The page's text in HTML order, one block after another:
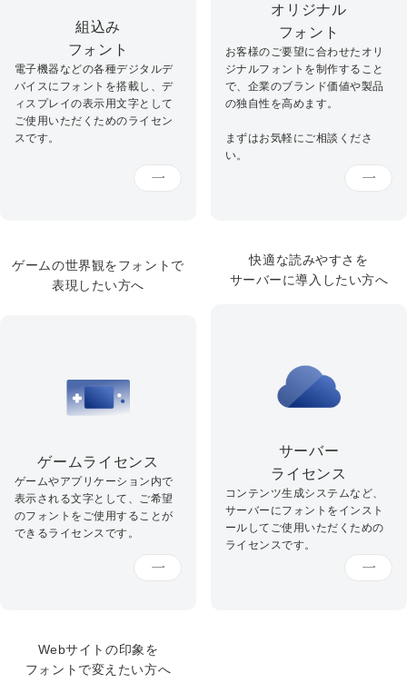
組込み
フォント
電子機器などの各種デジタルデ
バイスにフォントを搭載し、デ
ィスプレイの表示用文字として
ご使用いただくためのライセン
スです。
オリジナル
フォント
お客様のご要望に合わせたオリ
ジナルフォントを制作すること
で、企業のブランド価値や製品
の独自性を高めます。
まずはお気軽にご相談くださ
い。
ゲームの世界観をフォントで
表現したい方へ
ゲームライセンス
ゲームやアプリケーション内で
表示される文字として、ご希望
のフォントをご使用することが
できるライセンスです。
快適な読みやすさを
サーバーに導入したい方へ
サーバー
ライセンス
コンテンツ生成システムなど、
サーバーにフォントをインスト
ールしてご使用いただくための
ライセンスです。
Webサイトの印象を
フォントで変えたい方へ